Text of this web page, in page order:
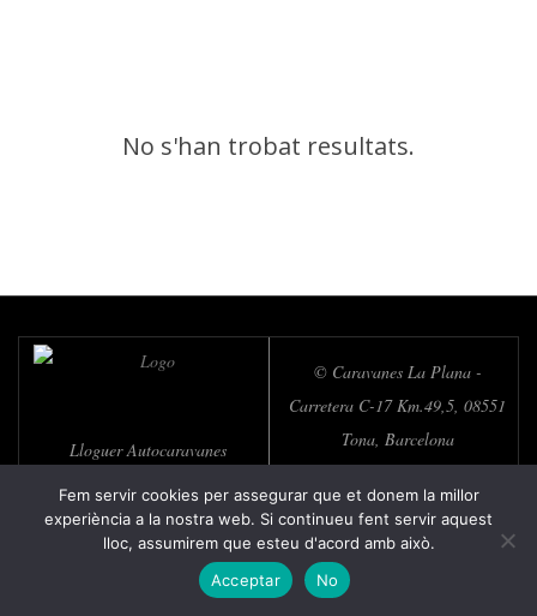
No s'han trobat resultats.
Lloguer Autocaravanes
© Caravanes La Plana -
Carretera C-17 Km.49,5, 08551
Tona, Barcelona
Fem servir cookies per assegurar que et donem la millor
experiència a la nostra web. Si continueu fent servir aquest
lloc, assumirem que esteu d'acord amb això.
Acceptar
No